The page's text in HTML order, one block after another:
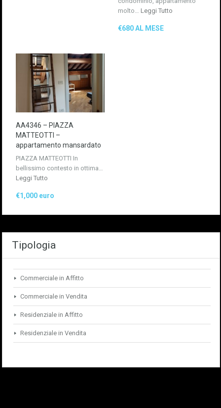
molto… Leggi Tutto
€680 AL MESE
AA4346 – PIAZZA
MATTEOTTI –
appartamento mansardato
PIAZZA MATTEOTTI In
bellissimo contesto in ottima…
Leggi Tutto
€1,000 euro
Tipologia
Commerciale in Affitto
Commerciale in Vendita
Residenziale in Affitto
Residenziale in Vendita